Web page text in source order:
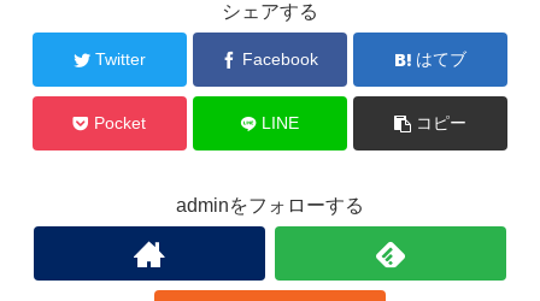
シェアする
Twitter Facebook はてブ
Pocket LINE コピー
adminをフォローする